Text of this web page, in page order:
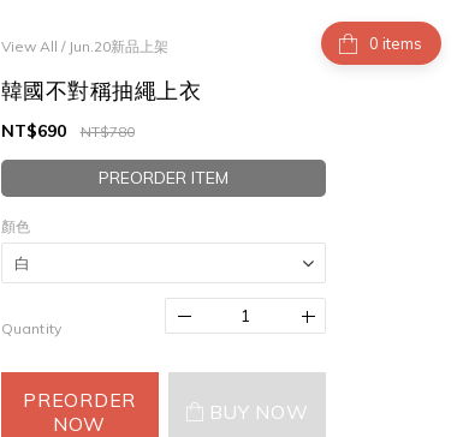
items
View All / Jun.20新品上架
韓國不對稱抽繩上衣
NT$780
NT$690
PREORDER ITEM
顏色
Quantity
PREORDER
NOW
BUY NOW